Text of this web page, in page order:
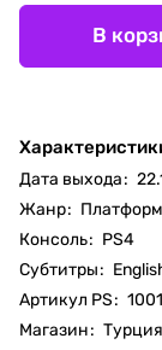
В
Дата выхода:
Жанр:
Консоль: PS4
Субтитры:
Артикул PS:
Магазин: Турция